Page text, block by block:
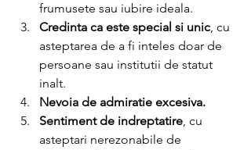
frumusete sau iubire ideala.
Credinta ca este special si unic, cu
asteptarea de a fi inteles doar de
persoane sau institutii de statut
inalt.
Nevoia de admiratie excesiva.
Sentiment de indreptatire, cu
asteptari nerezonabile de